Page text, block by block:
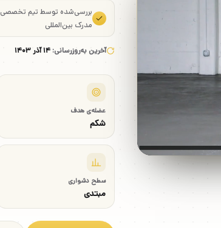
بررسی‌شده توسط تیم تخصصی
مدرک بین‌المللی
آخرین به‌روزرسانی: ۱۴ آذر ۱۴۰۳
عضله‌ی هدف
شکم
سطح دشواری
مبتدی